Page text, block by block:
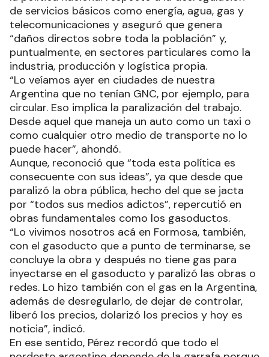
de servicios básicos como energía, agua, gas y
telecomunicaciones y aseguró que genera
“daños directos sobre toda la población” y,
puntualmente, en sectores particulares como la
industria, producción y logística propia.
“Lo veíamos ayer en ciudades de nuestra
Argentina que no tenían GNC, por ejemplo, para
circular. Eso implica la paralización del trabajo.
Desde aquel que maneja un auto como un taxi o
como cualquier otro medio de transporte no lo
puede hacer”, ahondó.
Aunque, reconoció que “toda esta política es
consecuente con sus ideas”, ya que desde que
paralizó la obra pública, hecho del que se jacta
por “todos sus medios adictos”, repercutió en
obras fundamentales como los gasoductos.
“Lo vivimos nosotros acá en Formosa, también,
con el gasoducto que a punto de terminarse, se
concluye la obra y después no tiene gas para
inyectarse en el gasoducto y paralizó las obras o
redes. Lo hizo también con el gas en la Argentina,
además de desregularlo, de dejar de controlar,
liberó los precios, dolarizó los precios y hoy es
noticia”, indicó.
En ese sentido, Pérez recordó que todo el